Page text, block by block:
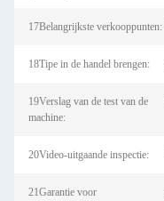
17Belangrijkste verkooppunten:
18Tipe in de handel brengen:
19Verslag van de test van de
machine:
20Video-uitgaande inspectie:
21Garantie voor